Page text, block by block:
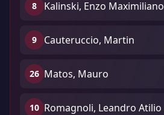
8 Kalinski, Enzo Maximiliano
9 Cauteruccio, Martin
26 Matos, Mauro
10 Romagnoli, Leandro Atilio